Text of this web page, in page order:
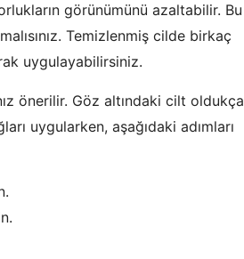
görünümünü azaltabilir. Bu
Temizlenmiş cilde birkaç
uygulayabilirsiniz.
önerilir. Göz altındaki cilt oldukça
uygularken, aşağıdaki adımları